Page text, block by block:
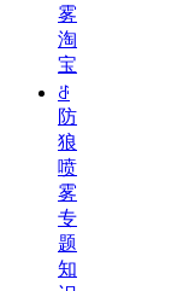
雾
淘
宝
ꁕ
防
狼
喷
雾
专
题
知